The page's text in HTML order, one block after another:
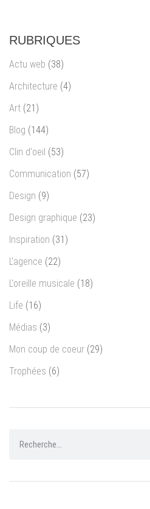
RUBRIQUES
Actu web (38)
Architecture (4)
Art (21)
Blog (144)
Clin d'oeil (53)
Communication (57)
Design (9)
Design graphique (23)
Inspiration (31)
L'agence (22)
L'oreille musicale (18)
Life (16)
Médias (3)
Mon coup de coeur (29)
Trophées (6)